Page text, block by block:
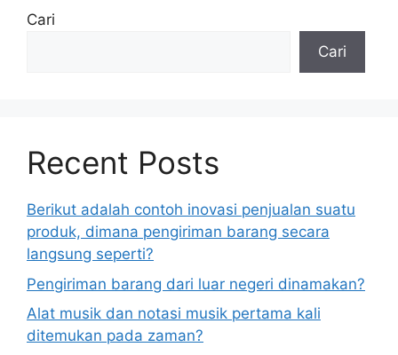
Cari
Cari
Recent Posts
Berikut adalah contoh inovasi penjualan suatu
produk, dimana pengiriman barang secara
langsung seperti?
Pengiriman barang dari luar negeri dinamakan?
Alat musik dan notasi musik pertama kali
ditemukan pada zaman?